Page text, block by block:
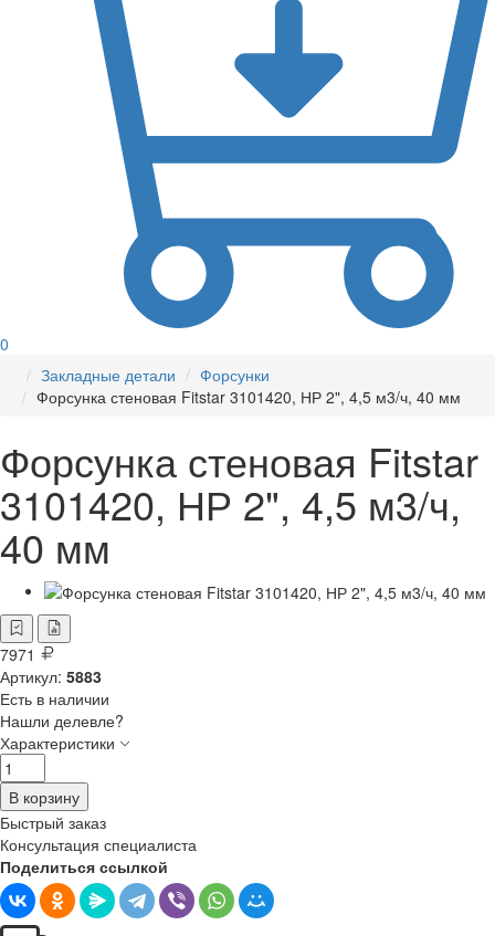
0
Закладные детали
Форсунки
Форсунка стеновая Fitstar 3101420, НР 2", 4,5 м3/ч, 40 мм
Форсунка стеновая Fitstar
3101420, НР 2", 4,5 м3/ч,
40 мм
7971
Артикул: 5883
Есть в наличии
Нашли делевле?
Характеристики
В корзину
Быстрый заказ
Консультация специалиста
Поделиться ссылкой